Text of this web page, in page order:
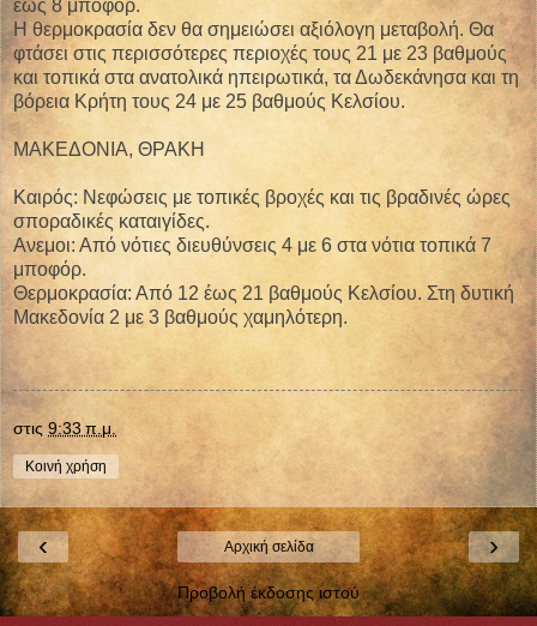
έως 8 μποφόρ.
Η θερμοκρασία δεν θα σημειώσει αξιόλογη μεταβολή. Θα
φτάσει στις περισσότερες περιοχές τους 21 με 23 βαθμούς
και τοπικά στα ανατολικά ηπειρωτικά, τα Δωδεκάνησα και τη
βόρεια Κρήτη τους 24 με 25 βαθμούς Κελσίου.
ΜΑΚΕΔΟΝΙΑ, ΘΡΑΚΗ
Καιρός: Νεφώσεις με τοπικές βροχές και τις βραδινές ώρες
σποραδικές καταιγίδες.
Ανεμοι: Από νότιες διευθύνσεις 4 με 6 στα νότια τοπικά 7
μποφόρ.
Θερμοκρασία: Από 12 έως 21 βαθμούς Κελσίου. Στη δυτική
Μακεδονία 2 με 3 βαθμούς χαμηλότερη.
στις 9:33 π.μ.
Κοινή χρήση
‹ ›
Αρχική σελίδα
Προβολή έκδοσης ιστού